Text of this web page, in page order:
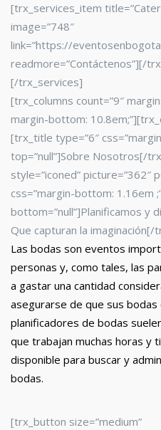
[trx_services_item
image=”748″
link=”https://
readmore=”Contáctenos”][/
[/trx_services]
[trx_columns count=”9″
margin-bottom:
[trx_title type=”6″
top=”null”]Sobre Nosotros[/
style=”iconed” picture=”362″
css=”margin-bottom: 1.16em
bottom=”null”]Planificamos y
Que capturan la imaginación[/
Las bodas son eventos
personas y, como tales, las
a gastar una cantidad
asegurarse de que sus
planificadores de bodas
que trabajan muchas horas y
disponible para buscar y
bodas.
[trx_button size=”medium”